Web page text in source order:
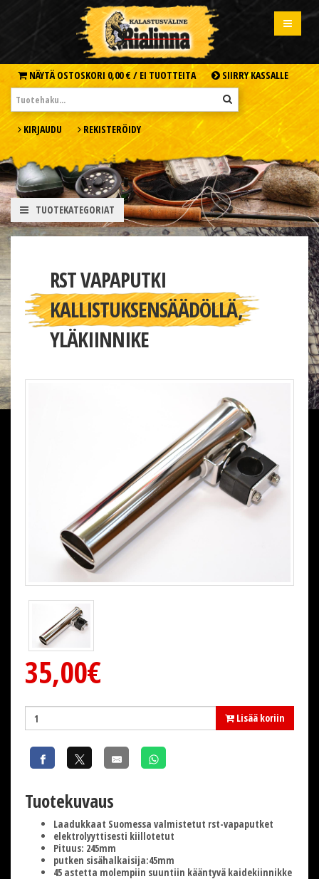
NÄYTÄ OSTOSKORI 0,00 € / EI TUOTTEITA SIIRRY KASSALLE
KIRJAUDU REKISTERÖIDY
TUOTEKATEGORIAT
RST VAPAPUTKI
KALLISTUKSENSÄÄDÖLLÄ,
YLÄKIINNIKE
35,00€
Lisää koriin
Tuotekuvaus
Laadukkaat Suomessa valmistetut rst-vapaputket
elektrolyyttisesti kiillotetut
Pituus: 245mm
putken sisähalkaisija:45mm
45 astetta molempiin suuntiin kääntyvä kaidekiinnikke